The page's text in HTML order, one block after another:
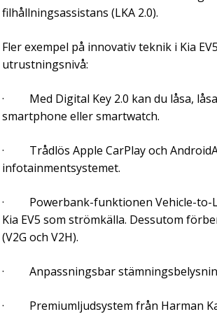
filhållningsassistans (LKA 2.0).
Fler exempel på innovativ teknik i Kia
utrustningsnivå:
· Med Digital Key 2.0 kan du låsa, låsa
smartphone eller smartwatch.
· Trådlös Apple CarPlay och
infotainmentsystemet.
· Powerbank-funktionen Vehicle-to-
Kia EV5 som strömkälla. Dessutom
(V2G och V2H).
· Anpassningsbar
· Premiumljudsystem från Harman